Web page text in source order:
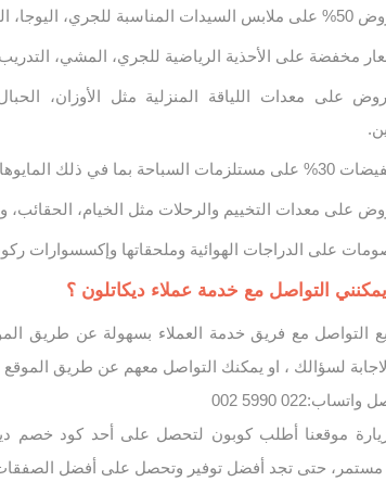
اليوجا، الجيم والأنشطة الرياضية المختلفة.
مخفضة على الأحذية الرياضية للجري، المشي،
على معدات اللياقة المنزلية مثل الأوزان،
السباحة بما في ذلك المايوهات، النظارات، والقبعات.
على معدات التخييم والرحلات مثل الخيام، الحقائب،
على الدراجات الهوائية وملحقاتها وإكسسوارات
التواصل مع خدمة عملاء ديكاتلون ؟
التواصل مع فريق خدمة العملاء بسهولة عن طريق
لسؤالك ، او يمكنك التواصل معهم عن طريق الموقع
5990 002
موقعنا أطلب كوبون لتحصل على أحد كود خصم
حتى تجد أفضل توفير وتحصل على أفضل